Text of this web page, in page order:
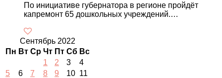
По инициативе губернатора в регионе пройдёт
капремонт 65 дошкольных учреждений.…
Сентябрь 2022
Пн Вт Ср Чт Пт Сб Вс
1
2 3
4
5
6 7 8 9 10 11